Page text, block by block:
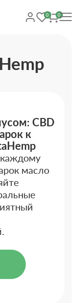
0 0
CBD
к
каждому
масло